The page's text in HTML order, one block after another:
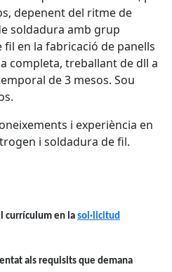
depenent del ritme de
soldadura amb grup
en la fabricació de panells
completa, treballant de dll a
de 3 mesos. Sou
i experiència en
i soldadura de fil.
currículum en la sol·licitud
als requisits que demana